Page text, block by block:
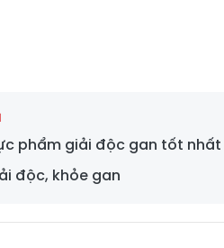
phẩm giải độc gan tốt nhất
độc, khỏe gan